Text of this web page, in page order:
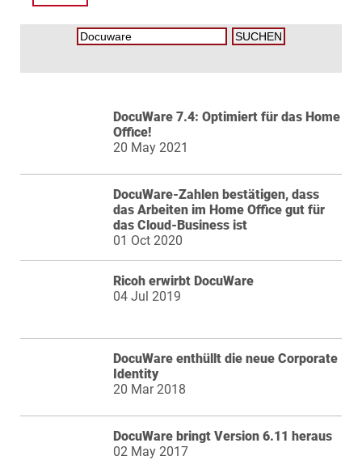
DocuWare 7.4: Optimiert für das Home
Office!
20 May 2021
DocuWare-Zahlen bestätigen, dass
das Arbeiten im Home Office gut für
das Cloud-Business ist
01 Oct 2020
Ricoh erwirbt DocuWare
04 Jul 2019
DocuWare enthüllt die neue Corporate
Identity
20 Mar 2018
DocuWare bringt Version 6.11 heraus
02 May 2017